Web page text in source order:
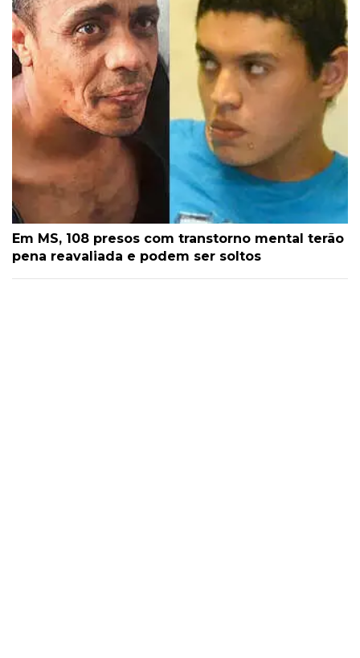
Em MS, 108 presos com transtorno mental terão
pena reavaliada e podem ser soltos